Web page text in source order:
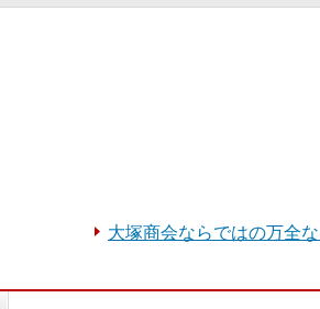
大塚商会ならではの万全